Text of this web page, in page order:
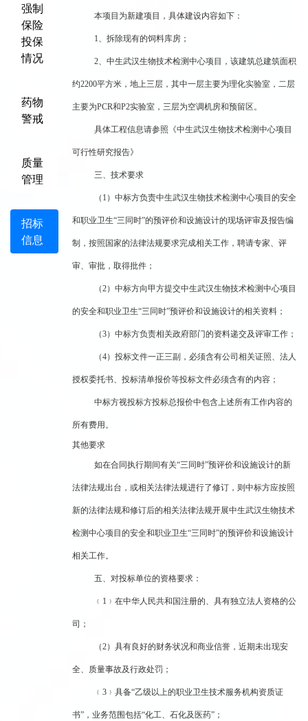
强制
保险
投保
情况
药物
警戒
质量
管理
招标
信息
本项目为新建项目，具体建设内容如下：
1、拆除现有的饲料库房；
2、中生武汉生物技术检测中心项目，该建筑总建筑面积
约2200平方米，地上三层，其中一层主要为理化实验室，二层
主要为PCR和P2实验室，三层为空调机房和预留区。
具体工程信息请参照《中生武汉生物技术检测中心项目
可行性研究报告》
三、技术要求
（1）中标方负责中生武汉生物技术检测中心项目的安全
和职业卫生“三同时”的预评价和设施设计的现场评审及报告编
制，按照国家的法律法规要求完成相关工作，聘请专家、评
审、审批，取得批件；
（2）中标方向甲方提交中生武汉生物技术检测中心项目
的安全和职业卫生“三同时”预评价和设施设计的相关资料；
（3）中标方负责相关政府部门的资料递交及评审工作；
（4）投标文件一正三副，必须含有公司相关证照、法人
授权委托书、投标清单报价等投标文件必须含有的内容；
中标方视投标方投标总报价中包含上述所有工作内容的
所有费用。
其他要求
如在合同执行期间有关“三同时”预评价和设施设计的新
法律法规出台，或相关法律法规进行了修订，则中标方应按照
新的法律法规和修订后的相关法律法规开展中生武汉生物技术
检测中心项目的安全和职业卫生“三同时”的预评价和设施设计
相关工作。
五、对投标单位的资格要求：
﹙1﹚在中华人民共和国注册的、具有独立法人资格的公
司；
（2） 具有良好的财务状况和商业信誉，近期未出现安
全、质量事故及行政处罚；
﹙3﹚具备“乙级以上的职业卫生技术服务机构资质证
书”，业务范围包括“化工、石化及医药”；